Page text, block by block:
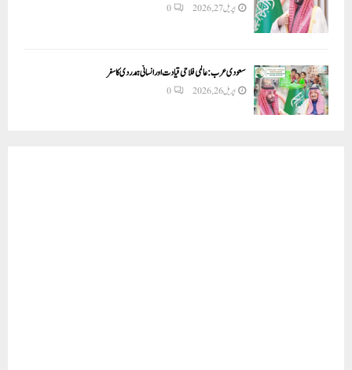
اپریل 27, 2026 0
سعودی عرب: عالمی فلاحی قیادت اور انسانی ہمدردی کا سفر
اپریل 26, 2026 0